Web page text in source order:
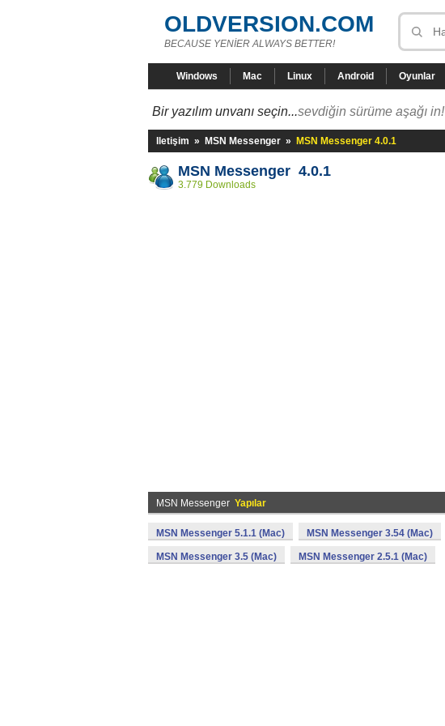
OLDVERSION.COM
BECAUSE YENİER ALWAYS BETTER!
Windows Mac Linux Android Oyunlar
Bir yazılım unvanı seçin...sevdiğin sürüme aşağı in!
Iletişim » MSN Messenger » MSN Messenger 4.0.1
MSN Messenger 4.0.1
3.779 Downloads
MSN Messenger Yapılar
MSN Messenger 5.1.1 (Mac) MSN Messenger 3.54 (Mac)
MSN Messenger 3.5 (Mac) MSN Messenger 2.5.1 (Mac)